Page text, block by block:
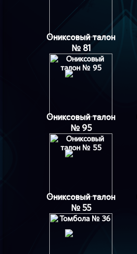
Ониксовый талон
№ 81
Ониксовый талон
№ 95
Ониксовый талон
№ 55